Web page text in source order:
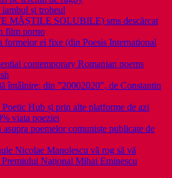
și troheul
MĂȘTILE SOLUBILE) sms descărcat
film porno
formelor ei fixe (din Poesis International
contemporary Romanian poems
întâlnire: din ”20002020”, de Constantin
Hub și prin alte platforme de azi
viata poeziei
asupra poemelor comuniste publicate de
Nicolae Manolescu vă rog să vă
Naţional Mihai Eminescu